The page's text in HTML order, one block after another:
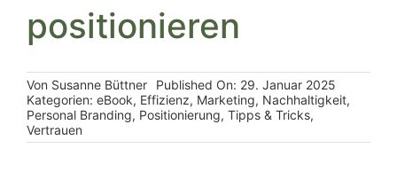
positionieren
Von Susanne Büttner
Published On: 29. Januar 2025
Kategorien: eBook, Effizienz, Marketing, Nachhaltigkeit,
Personal Branding, Positionierung, Tipps & Tricks,
Vertrauen